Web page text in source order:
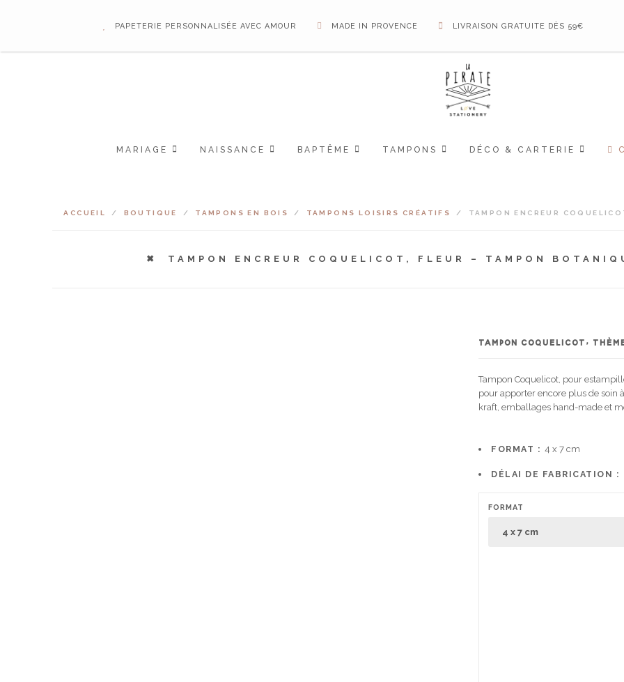
PAPETERIE PERSONNALISÉE AVEC AMOUR MADE IN PROVENCE LIVRAISON GRATUITE DÈS 59€
MARIAGE NAISSANCE BAPTÊME TAMPONS DÉCO & CARTERIE
ACCUEIL / BOUTIQUE / TAMPONS EN BOIS / TAMPONS LOISIRS CRÉATIFS / TAMPON ENCREUR
TAMPON ENCREUR COQUELICOT, FLEUR – TAMPON
TAMPON COQUELICOT,
Tampon Coquelicot, pour
pour apporter encore plus de soin
kraft, emballages hand-made et
FORMAT : 4 x 7 cm
DÉLAI DE FABRICATION :
FORMAT